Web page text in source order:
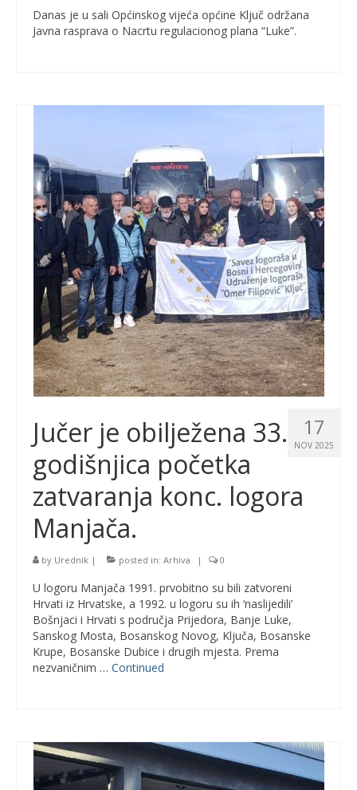
Danas je u sali Općinskog vijeća općine Ključ održana
Javna rasprava o Nacrtu regulacionog plana “Luke”.
17
NOV 2025
Jučer je obilježena 33.
godišnjica početka
zatvaranja konc. logora
Manjača.
by Urednik | posted in: Arhiva | 0
U logoru Manjača 1991. prvobitno su bili zatvoreni
Hrvati iz Hrvatske, a 1992. u logoru su ih ‘naslijedili’
Bošnjaci i Hrvati s područja Prijedora, Banje Luke,
Sanskog Mosta, Bosanskog Novog, Ključa, Bosanske
Krupe, Bosanske Dubice i drugih mjesta. Prema
nezvaničnim … Continued